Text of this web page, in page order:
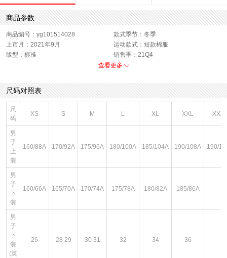
商品参数
商品编号：yg101514028
款式季节：冬季
上市月：2021年9月
运动款式：短款棉服
版型：标准
销售季：21Q4
货品来源：招商
面料材质：棉
里料材质：棉
领型：立领
色系：红色
查看更多
尺码对照表
尺
码
XS S M L XL XXL
男
子
上
装
160/88A 170/92A 175/96A 180/100A 185/104A 190/108A 190/
男
子
下
装
160/66A 165/70A 170/74A 175/78A 180/82A 185/86A
男
子
下
装
(英
26 28 29 30 31 32 34 36